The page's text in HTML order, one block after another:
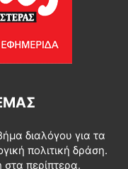
διαλόγου για τα
πολιτική δράση.
περίπτερα.